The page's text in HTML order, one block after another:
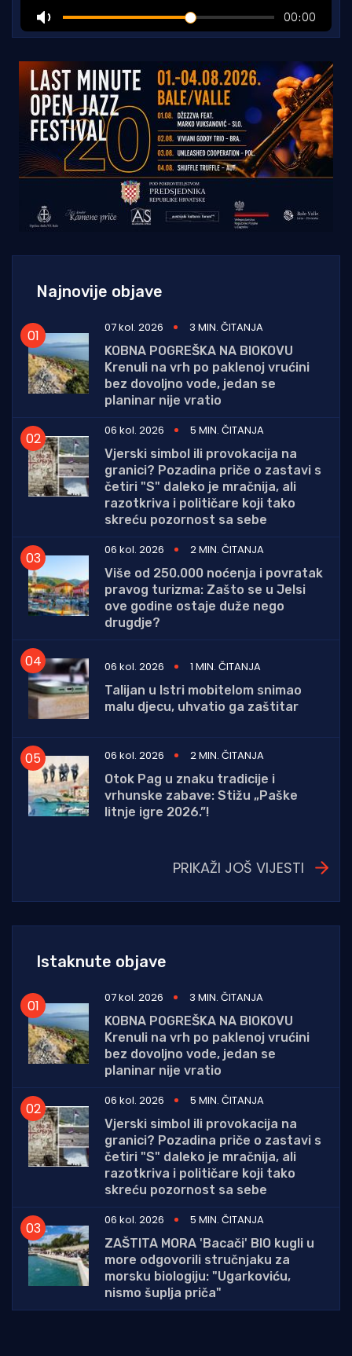
Najnovije objave
07 kol. 2026
3 MIN. ČITANJA
KOBNA POGREŠKA NA BIOKOVU
Krenuli na vrh po paklenoj vrućini
bez dovoljno vode, jedan se
planinar nije vratio
06 kol. 2026
5 MIN. ČITANJA
Vjerski simbol ili provokacija na
granici? Pozadina priče o zastavi s
četiri "S" daleko je mračnija, ali
razotkriva i političare koji tako
skreću pozornost sa sebe
06 kol. 2026
2 MIN. ČITANJA
Više od 250.000 noćenja i povratak
pravog turizma: Zašto se u Jelsi
ove godine ostaje duže nego
drugdje?
06 kol. 2026
1 MIN. ČITANJA
Talijan u Istri mobitelom snimao
malu djecu, uhvatio ga zaštitar
06 kol. 2026
2 MIN. ČITANJA
Otok Pag u znaku tradicije i
vrhunske zabave: Stižu „Paške
litnje igre 2026.”!
PRIKAŽI JOŠ VIJESTI
Istaknute objave
07 kol. 2026
3 MIN. ČITANJA
KOBNA POGREŠKA NA BIOKOVU
Krenuli na vrh po paklenoj vrućini
bez dovoljno vode, jedan se
planinar nije vratio
06 kol. 2026
5 MIN. ČITANJA
Vjerski simbol ili provokacija na
granici? Pozadina priče o zastavi s
četiri "S" daleko je mračnija, ali
razotkriva i političare koji tako
skreću pozornost sa sebe
06 kol. 2026
5 MIN. ČITANJA
ZAŠTITA MORA 'Bacači' BIO kugli u
more odgovorili stručnjaku za
morsku biologiju: "Ugarkoviću,
nismo šuplja priča"